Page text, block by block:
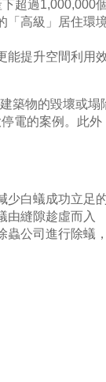
超過1,000,000
高級」居住環
提升空間利用
築物的毀壞或塌
電的案例。此
少白蟻成功立足
由縫隙趁虛而入
蟲公司進行除蟻